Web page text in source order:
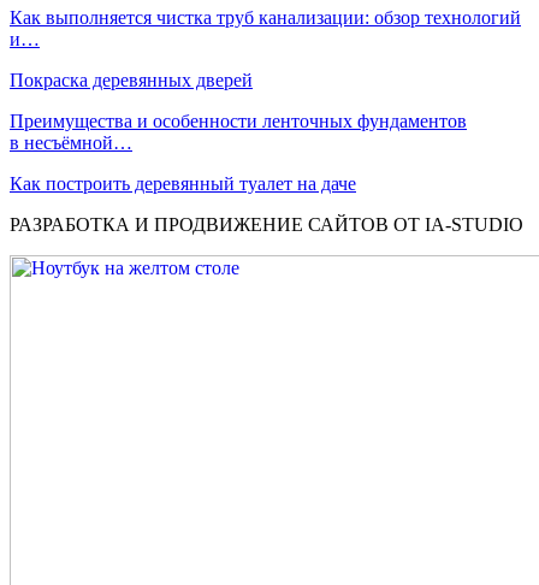
Как выполняется чистка труб канализации: обзор технологий
и…
Покраска деревянных дверей
Преимущества и особенности ленточных фундаментов
в несъёмной…
Как построить деревянный туалет на даче
РАЗРАБОТКА И ПРОДВИЖЕНИЕ САЙТОВ ОТ IA-STUDIO